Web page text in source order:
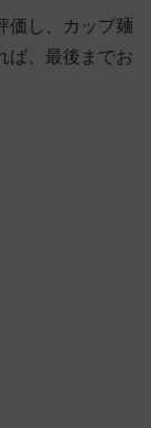
価し、カップ麺
ば、最後までお